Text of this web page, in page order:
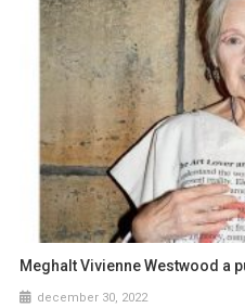
Meghalt Vivienne Westwood a
december 30, 2022